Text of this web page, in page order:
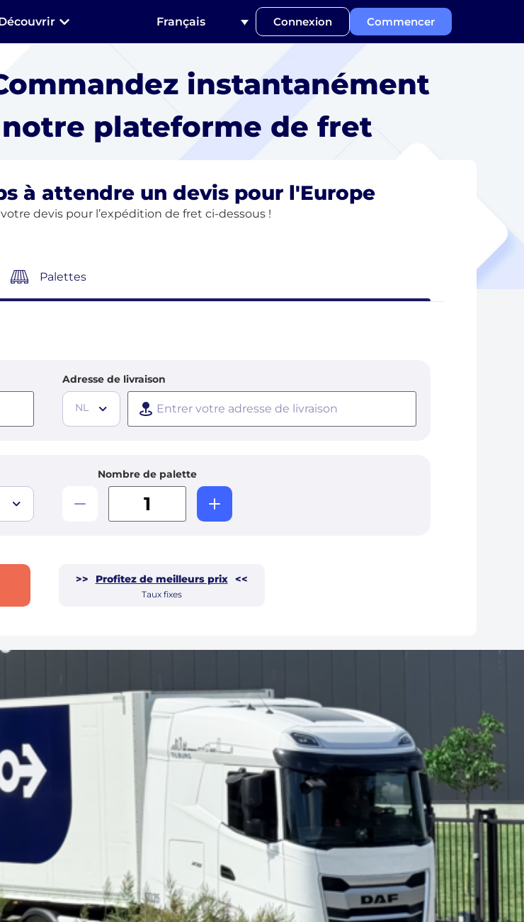
Français Connexion Commencer
instantanément
plateforme de fret
à attendre un devis pour l'Europe
devis pour l’expédition de fret ci-dessous !
Palettes
Adresse de livraison
NL
Nombre de palette
>> Profitez de meilleurs prix <<
Taux fixes